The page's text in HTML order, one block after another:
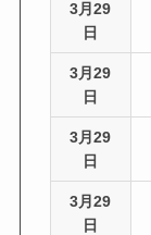
3月29
日
3月29
日
3月29
日
3月29
日